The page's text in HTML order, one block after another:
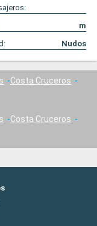
m
Nudos
Costa Cruceros
Costa Cruceros